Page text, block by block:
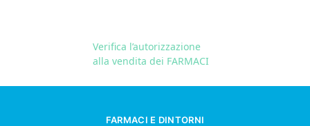
Verifica l’autorizzazione
alla vendita dei FARMACI
FARMACI E DINTORNI